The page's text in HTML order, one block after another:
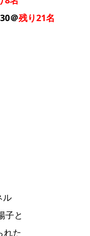
＠残り21名
ル
子と
れた